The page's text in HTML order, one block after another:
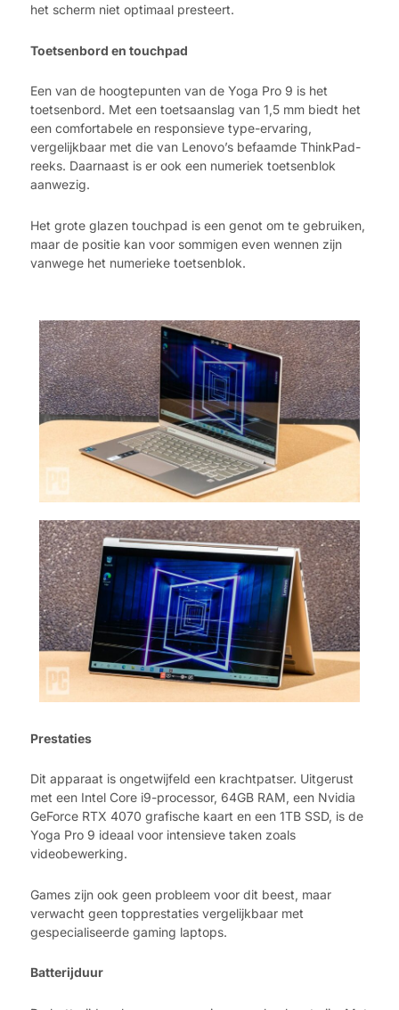
het scherm niet optimaal presteert.
Toetsenbord en touchpad
Een van de hoogtepunten van de Yoga Pro 9 is het
toetsenbord. Met een toetsaanslag van 1,5 mm biedt het
een comfortabele en responsieve type-ervaring,
vergelijkbaar met die van Lenovo’s befaamde ThinkPad-
reeks. Daarnaast is er ook een numeriek toetsenblok
aanwezig.
Het grote glazen touchpad is een genot om te gebruiken,
maar de positie kan voor sommigen even wennen zijn
vanwege het numerieke toetsenblok.
Prestaties
Dit apparaat is ongetwijfeld een krachtpatser. Uitgerust
met een Intel Core i9-processor, 64GB RAM, een Nvidia
GeForce RTX 4070 grafische kaart en een 1TB SSD, is de
Yoga Pro 9 ideaal voor intensieve taken zoals
videobewerking.
Games zijn ook geen probleem voor dit beest, maar
verwacht geen topprestaties vergelijkbaar met
gespecialiseerde gaming laptops.
Batterijduur